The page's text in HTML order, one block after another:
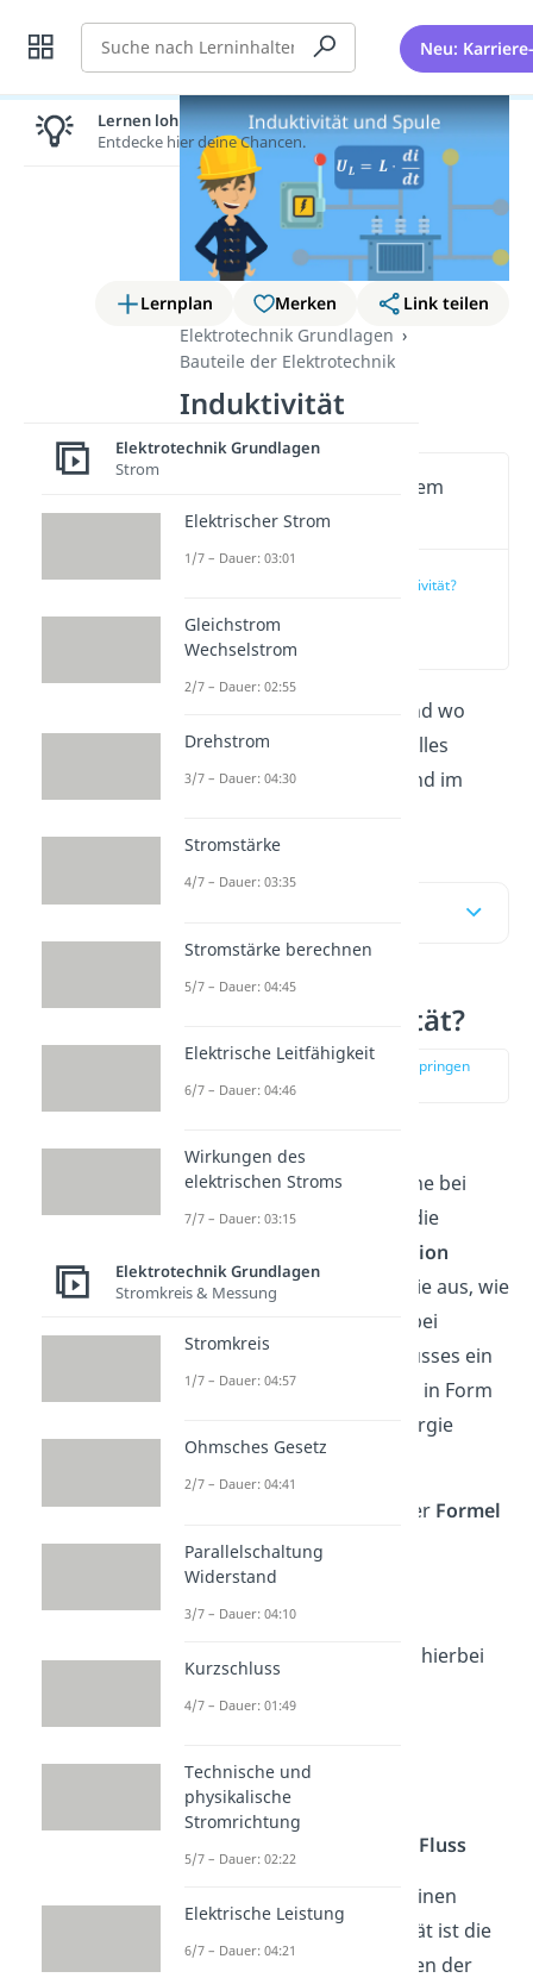
Suche Neu:
Lernplan Merken
Link teilen
Elektrotechnik Grundlagen
Bauteile der Elektrotechnik
Induktivität
Wichtige Inhalte in diesem
Video
Was ist Induktivität?
und wo
kannst du sie vorfinden? Alles
Wichtige findest du hier und im
Was ist Induktivität?
zur Stelle im Video springen
(00:18)
DieInduktivität
physikalische Größe, welche bei
einem elektrischen Leiter die
Selbstinduktion
beschreibt.
Somit drückt sie aus, wie
gut der elektrische Leiter bei
Veränderung des Stromflusses ein
Magnetfeldaufbauen und in Form
von magnetischer Feldenergie
speichern kann.
Du kannst sie mit folgender Formel
berechnen:
Jede der Buchstaben steht hierbei
N:Windungszahl
elektrischen Leiters
Magnetischer Fluss
Ein typisches Beispiel für einen
Leiter mit hoher Induktivität ist die
Spule
. Die vielen Windungen der
Lernen lohnt sich!
Entdecke hier deine Chancen.
Elektrotechnik Grundlagen
Strom
Elektrischer Strom
1/7 – Dauer: 03:01
Gleichstrom
Wechselstrom
2/7 – Dauer: 02:55
Drehstrom
3/7 – Dauer: 04:30
Stromstärke
4/7 – Dauer: 03:35
Stromstärke berechnen
5/7 – Dauer: 04:45
Elektrische Leitfähigkeit
6/7 – Dauer: 04:46
Wirkungen des
elektrischen Stroms
7/7 – Dauer: 03:15
Elektrotechnik Grundlagen
Stromkreis & Messung
Stromkreis
1/7 – Dauer: 04:57
Ohmsches Gesetz
2/7 – Dauer: 04:41
Parallelschaltung
Widerstand
3/7 – Dauer: 04:10
Kurzschluss
4/7 – Dauer: 01:49
Technische und
physikalische
Stromrichtung
5/7 – Dauer: 02:22
Elektrische Leistung
6/7 – Dauer: 04:21